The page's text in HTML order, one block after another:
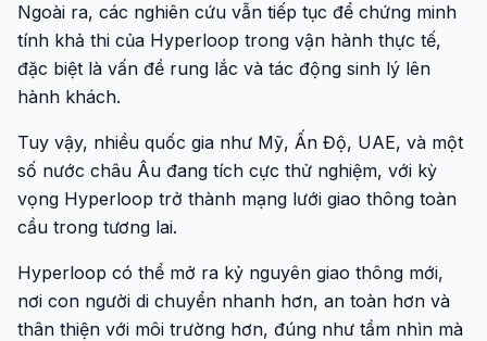
Ngoài ra, các nghiên cứu vẫn tiếp tục để chứng minh
tính khả thi của Hyperloop trong vận hành thực tế,
đặc biệt là vấn đề rung lắc và tác động sinh lý lên
hành khách.
Tuy vậy, nhiều quốc gia như Mỹ, Ấn Độ, UAE, và một
số nước châu Âu đang tích cực thử nghiệm, với kỳ
vọng Hyperloop trở thành mạng lưới giao thông toàn
cầu trong tương lai.
Hyperloop có thể mở ra kỷ nguyên giao thông mới,
nơi con người di chuyển nhanh hơn, an toàn hơn và
thân thiện với môi trường hơn, đúng như tầm nhìn mà